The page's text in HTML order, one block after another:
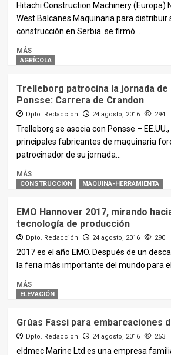
Hitachi Construction Machinery (Europa)
West Balcanes Maquinaria para distribuir
construcción en Serbia. se firmó...
MÁS
AGRÍCOLA
Trelleborg patrocina la jornada de
Ponsse: Carrera de Crandon
Dpto. Redacción 24 agosto, 2016 294
Trelleborg se asocia con Ponsse –
principales fabricantes de maquinaria
patrocinador de su jornada...
MÁS
CONSTRUCCIÓN MAQUINA-HERRAMIENTA
EMO Hannover 2017, mirando
tecnología de producción
Dpto. Redacción 24 agosto, 2016 290
2017 es el año EMO. Después de un
la feria más importante del mundo para
MÁS
ELEVACIÓN
Grúas Fassi para embarcaciones
Dpto. Redacción 24 agosto, 2016 253
eldmec Marine Ltd es una empresa